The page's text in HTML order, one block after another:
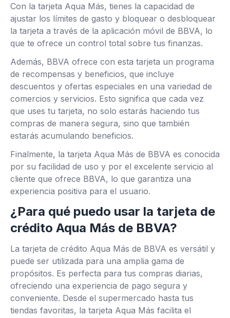
Con la tarjeta Aqua Más, tienes la capacidad de
ajustar los límites de gasto y bloquear o desbloquear
la tarjeta a través de la aplicación móvil de BBVA, lo
que te ofrece un control total sobre tus finanzas.
Además, BBVA ofrece con esta tarjeta un programa
de recompensas y beneficios, que incluye
descuentos y ofertas especiales en una variedad de
comercios y servicios. Esto significa que cada vez
que uses tu tarjeta, no solo estarás haciendo tus
compras de manera segura, sino que también
estarás acumulando beneficios.
Finalmente, la tarjeta Aqua Más de BBVA es conocida
por su facilidad de uso y por el excelente servicio al
cliente que ofrece BBVA, lo que garantiza una
experiencia positiva para el usuario.
¿Para qué puedo usar la tarjeta de
crédito Aqua Más de BBVA?
La tarjeta de crédito Aqua Más de BBVA es versátil y
puede ser utilizada para una amplia gama de
propósitos. Es perfecta para tus compras diarias,
ofreciendo una experiencia de pago segura y
conveniente. Desde el supermercado hasta tus
tiendas favoritas, la tarjeta Aqua Más facilita el